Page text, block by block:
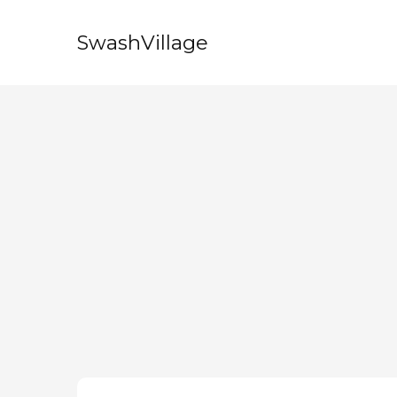
SwashVillage